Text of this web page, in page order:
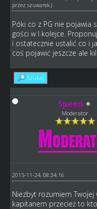
przez szuwarek.)
Póki co z PG nie pojawia
gości w I kolejce.
i ostatecznie ustalić co i
coś pojawić jeszcze ale
Szukaj
Speed
Moderator
2015-11-24, 08:34:16
Niezbyt rozumiem Twojej
kapitanem przecież to